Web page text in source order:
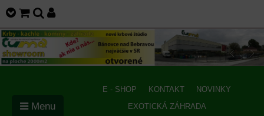
E - SHOP KONTAKT
NOVINKY
EXOTICKÁ ZÁHRADA
Menu